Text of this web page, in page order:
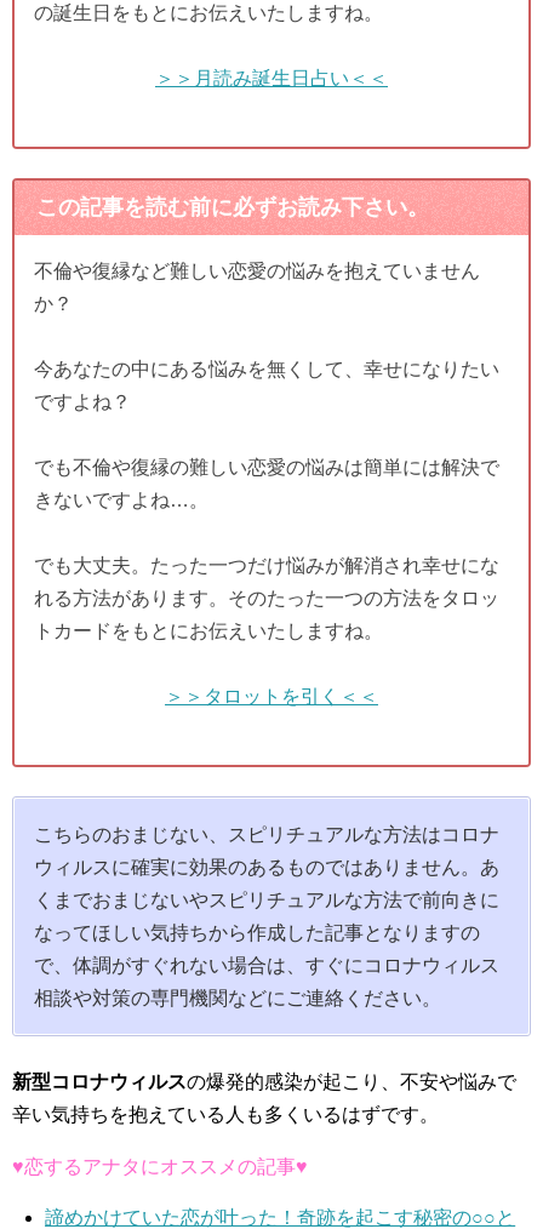
の誕生日をもとにお伝えいたしますね。
＞＞月読み誕生日占い＜＜
この記事を読む前に必ずお読み下さい。
不倫や復縁など難しい恋愛の悩みを抱えていません
か？
今あなたの中にある悩みを無くして、幸せになりたい
ですよね？
でも不倫や復縁の難しい恋愛の悩みは簡単には解決で
きないですよね…。
でも大丈夫。たった一つだけ悩みが解消され幸せにな
れる方法があります。そのたった一つの方法をタロッ
トカードをもとにお伝えいたしますね。
＞＞タロットを引く＜＜
こちらのおまじない、スピリチュアルな方法はコロナ
ウィルスに確実に効果のあるものではありません。あ
くまでおまじないやスピリチュアルな方法で前向きに
なってほしい気持ちから作成した記事となりますの
で、体調がすぐれない場合は、すぐにコロナウィルス
相談や対策の専門機関などにご連絡ください。
新型コロナウィルスの爆発的感染が起こり、不安や悩みで
辛い気持ちを抱えている人も多くいるはずです。
♥恋するアナタにオススメの記事♥
諦めかけていた恋が叶った！奇跡を起こす秘密の○○と